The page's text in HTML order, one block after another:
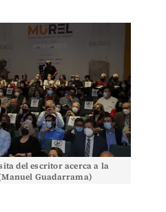
del escritor acerca a la
Guadarrama)